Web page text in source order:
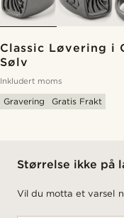
Classic Løvering i
Sølv
Inkludert moms
Gravering Gratis Frakt
Størrelse ikke på
Vil du motta et varsel